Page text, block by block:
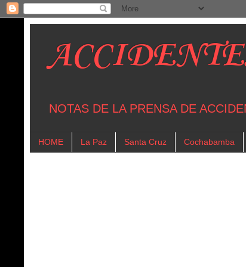
NOTAS DE LA PRENSA DE
HOME La Paz Santa Cruz Cochabamba